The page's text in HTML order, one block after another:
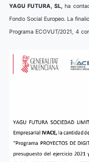
YAGU FUTURA, SL,
ha
Fondo Social Europeo. La
Programa ECOVUT/2021, 4